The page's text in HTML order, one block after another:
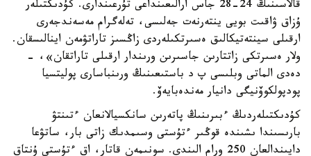
قالاسىنىڭ 24-28 جاس ارالىعىنداعى تۇرعىندارى. كۇدىكتىلەر
ۇزاق ۋاقىت بويى ينتەرنەت جەلىسى، تەلەگرام مەسەندجەرى
ارقىلى سينتەتيكالىق ەسىرتكىلەردى زاڭسىز تاراتۋمەن اينالىسقان.
ولار ەسىرتكى زاتتارىن جاسىرىن ورىندار ارقىلى تاراتقان»، -
دەدى الماتى وبلىسى پ د باستىعىنىڭ ورىنباسارى پوليتسيا
پودپولكوۆنيگى دانيار مەندەبايەۆ.
كۇدىكتىلەردىڭ ءبىرىنىڭ پاتەرىن سانكسيالانعان ءتىنتۋ
بارىسىندا ىشىندە قوڭىر ءتۇستى وسىمدىك زاتى بار، ساتۋعا
دايىندالعان 250 ورام الىندى. سونىمەن قاتار، اق ءتۇستى ۇنتاق